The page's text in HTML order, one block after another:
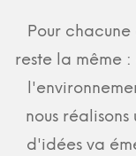
Pour
reste la même
nous
d'idées va